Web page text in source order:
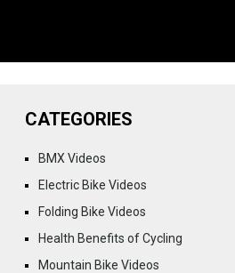
CATEGORIES
BMX Videos
Electric Bike Videos
Folding Bike Videos
Health Benefits of Cycling
Mountain Bike Videos